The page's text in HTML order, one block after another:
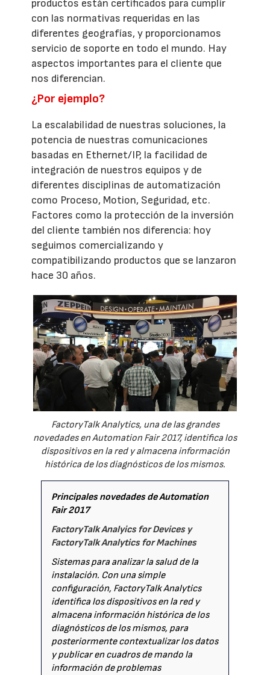
productos están certificados para cumplir
con las normativas requeridas en las
diferentes geografías, y proporcionamos
servicio de soporte en todo el mundo. Hay
aspectos importantes para el cliente que
nos diferencian.
¿Por ejemplo?
La escalabilidad de nuestras soluciones, la
potencia de nuestras comunicaciones
basadas en Ethernet/IP, la facilidad de
integración de nuestros equipos y de
diferentes disciplinas de automatización
como Proceso, Motion, Seguridad, etc.
Factores como la protección de la inversión
del cliente también nos diferencia: hoy
seguimos comercializando y
compatibilizando productos que se lanzaron
hace 30 años.
FactoryTalk Analytics, una de las grandes
novedades en Automation Fair 2017, identifica los
dispositivos en la red y almacena información
histórica de los diagnósticos de los mismos.
Principales novedades de Automation
Fair 2017
FactoryTalk Analyics for Devices y
FactoryTalk Analytics for Machines
Sistemas para analizar la salud de la
instalación. Con una simple
configuración, FactoryTalk Analytics
identifica los dispositivos en la red y
almacena información histórica de los
diagnósticos de los mismos, para
posteriormente contextualizar los datos
y publicar en cuadros de mando la
información de problemas